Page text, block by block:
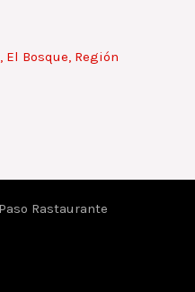
Bosque, Región
Rastaurante